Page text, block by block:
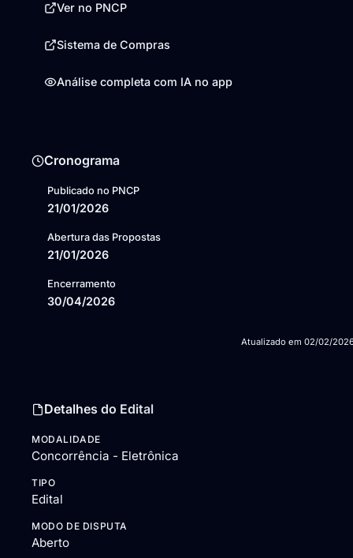
Ver no PNCP
Sistema de Compras
Análise completa com IA no app
Cronograma
Publicado no PNCP
21/01/2026
Abertura das Propostas
21/01/2026
Encerramento
30/04/2026
Atualizado em 02/02/
Detalhes do Edital
MODALIDADE
Concorrência - Eletrônica
TIPO
Edital
MODO DE DISPUTA
Aberto